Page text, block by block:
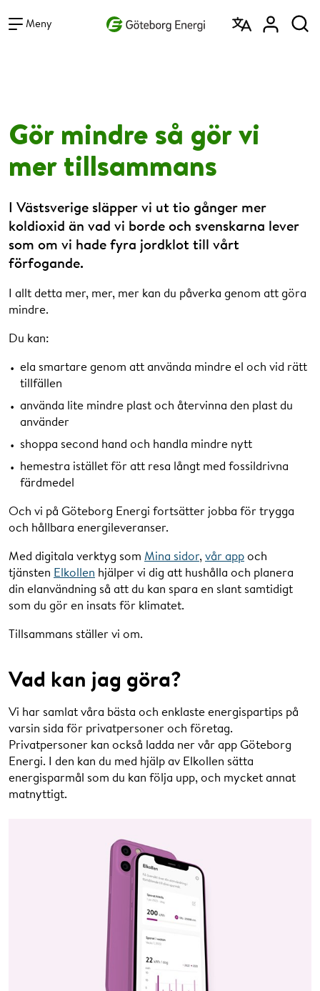
Meny
Gör mindre så gör vi
mer tillsammans
I Västsverige släpper vi ut tio gånger mer
koldioxid än vad vi borde och svenskarna lever
som om vi hade fyra jordklot till vårt
förfogande.
I allt detta mer, mer, mer kan du påverka genom att göra
mindre.
Du kan:
ela smartare genom att använda mindre el och vid rätt
tillfällen
använda lite mindre plast och återvinna den plast du
använder
shoppa second hand och handla mindre nytt
hemestra istället för att resa långt med fossildrivna
färdmedel
Och vi på Göteborg Energi fortsätter jobba för trygga
och hållbara energileveranser.
Med digitala verktyg som Mina sidor,vår appoch
tjänsten Elkollen hjälper vi dig att hushålla och planera
din elanvändning så att du kan spara en slant samtidigt
som du gör en insats för klimatet.
Tillsammans ställer vi om.
Vad kan jag göra?
Vi har samlat våra bästa och enklaste energispartips på
varsin sida för privatpersoner och företag.
Privatpersoner kan också ladda ner vår app Göteborg
Energi. I den kan du med hjälp av Elkollen sätta
energisparmål som du kan följa upp, och mycket annat
matnyttigt.